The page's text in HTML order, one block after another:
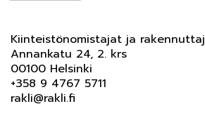
Kiinteistönomistajat ja
Annankatu 24, 2. krs
00100 Helsinki
+358 9 4767 5711
rakli@rakli.fi